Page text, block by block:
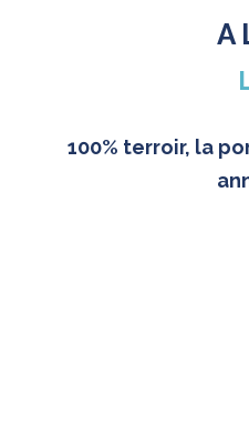
A
100% terroir, la